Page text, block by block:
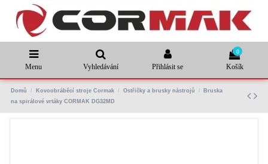
Menu Vyhledávání Přihlásit se
0
Košík
Domů Kovoobráběcí stroje Cormak Ostřičky a brusky nástrojů
Bruska
na spirálové vrtáky CORMAK DG32MD